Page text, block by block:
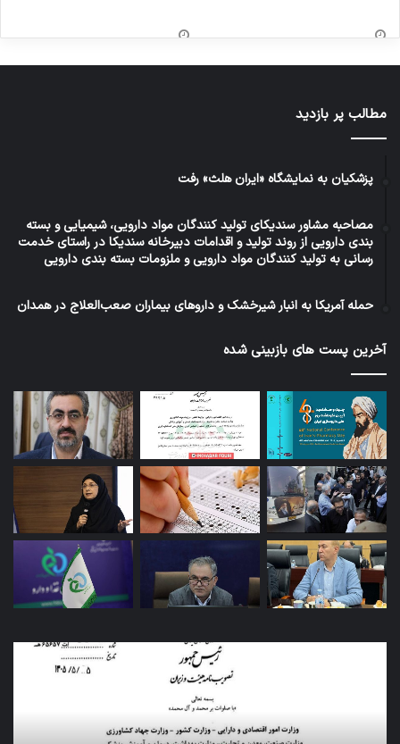
مطالب پر بازدید
پزشکیان به نمایشگاه «ایران هلث» رفت
مصاحبه مشاور سندیکای تولید کنندگان مواد دارویی، شیمیایی و بسته
بندی دارویی از روند تولید و اقدامات دبیرخانه سندیکا در راستای خدمت
رسانی به تولید کنندگان مواد دارویی و ملزومات بسته بندی دارویی
حمله آمریکا به انبار شیرخشک و داروهای بیماران صعب‌العلاج در همدان
آخرین پست های بازبینی شده